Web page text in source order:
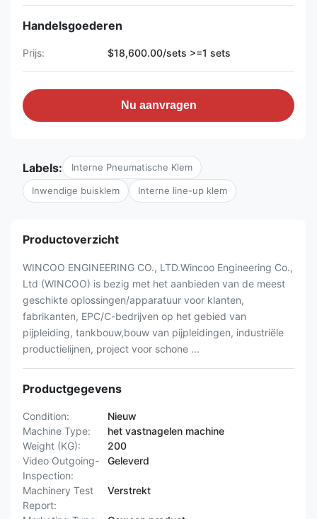
Handelsgoederen
Prijs: $18,600.00/sets >=1 sets
Nu aanvragen
Labels: Interne Pneumatische Klem
Inwendige buisklem Interne line-up klem
Productoverzicht
WINCOO ENGINEERING CO., LTD.Wincoo Engineering Co.,
Ltd (WINCOO) is bezig met het aanbieden van de meest
geschikte oplossingen/apparatuur voor klanten,
fabrikanten, EPC/C-bedrijven op het gebied van
pijpleiding, tankbouw,bouw van pijpleidingen, industriële
productielijnen, project voor schone ...
Productgegevens
Condition:
Nieuw
Machine Type:
het vastnagelen machine
Weight (KG):
200
Video Outgoing-
Inspection:
Geleverd
Machinery Test
Report:
Verstrekt